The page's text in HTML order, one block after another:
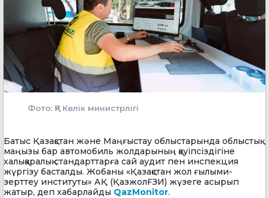
Фото: ҚР Көлік министрлігі
Батыс Қазақстан және Маңғыстау облыстарында облыстық
маңызы бар автомобиль жолдарының қауіпсіздігіне
халықаралық стандарттарға сай аудит пен инспекция
жүргізу басталды. Жобаны «Қазақстан жол ғылыми-
зерттеу институты» АҚ (ҚазжолҒЗИ) жүзеге асырып
жатыр, деп хабарлайды QazMonitor.